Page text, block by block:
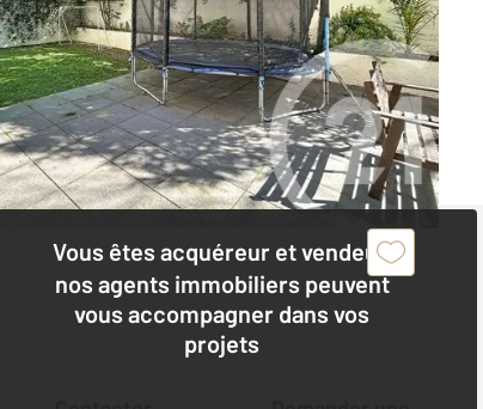
Vous êtes acquéreur et vendeur,
nos agents immobiliers peuvent
vous accompagner dans vos
projets